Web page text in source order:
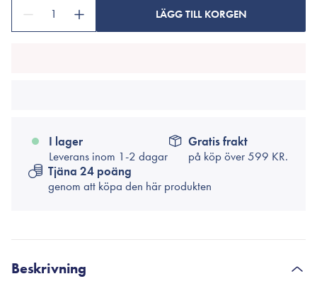
1 LÄGG TILL KORGEN
I lager
Leverans inom 1-2 dagar
Gratis frakt
på köp över599 KR.
Tjäna 24 poäng
genom att köpa den här produkten
Beskrivning